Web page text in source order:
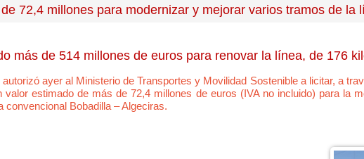
72,4 millones para modernizar y mejorar varios tramos de la
más de 514 millones de euros para renovar la línea, de 176
ayer al Ministerio de Transportes y Movilidad Sostenible a licitar, a
valor estimado de más de 72,4 millones de euros (IVA no incluido) para la
convencional Bobadilla – Algeciras.